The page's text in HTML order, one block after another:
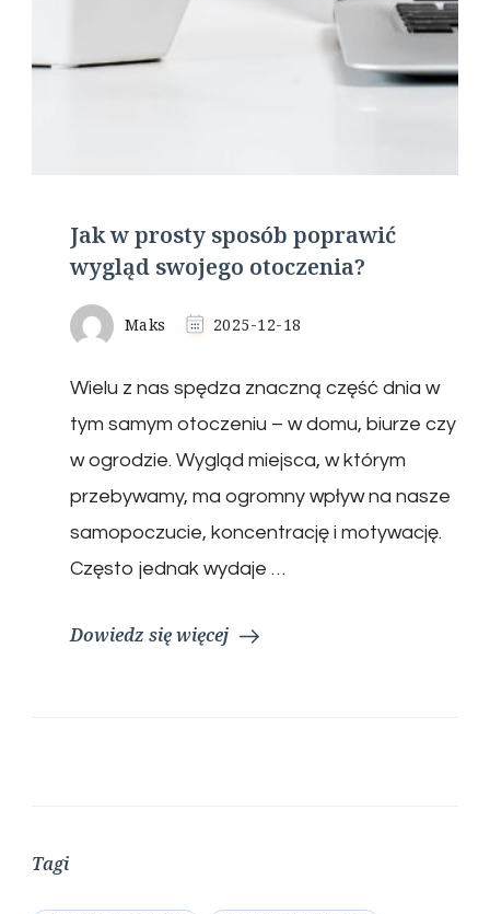
Jak w prosty sposób poprawić
wygląd swojego otoczenia?
Maks 2025-12-18
Wielu z nas spędza znaczną część dnia w
tym samym otoczeniu – w domu, biurze czy
w ogrodzie. Wygląd miejsca, w którym
przebywamy, ma ogromny wpływ na nasze
samopoczucie, koncentrację i motywację.
Często jednak wydaje …
Dowiedz się więcej
Tagi